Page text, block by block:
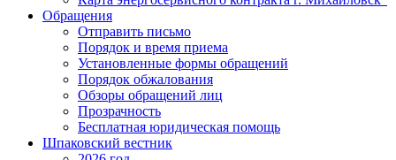
Обращения
Отправить письмо
Порядок и время приема
Установленные формы обращений
Порядок обжалования
Обзоры обращений лиц
Прозрачность
Бесплатная юридическая помощь
Шпаковский вестник